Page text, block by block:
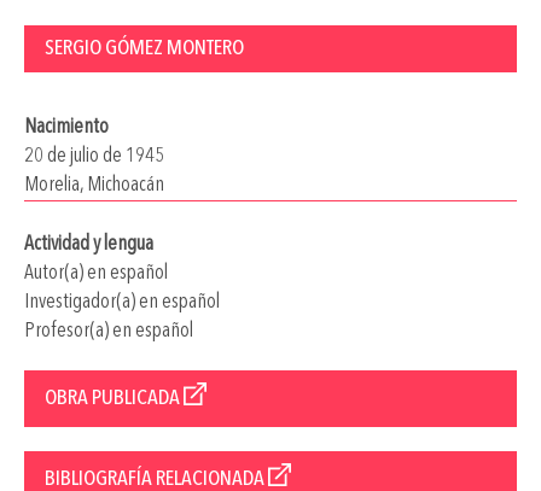
SERGIO GÓMEZ MONTERO
Nacimiento
20 de julio de 1945
Morelia, Michoacán
Actividad y lengua
Autor(a) en español
Investigador(a) en español
Profesor(a) en español
OBRA PUBLICADA
BIBLIOGRAFÍA RELACIONADA